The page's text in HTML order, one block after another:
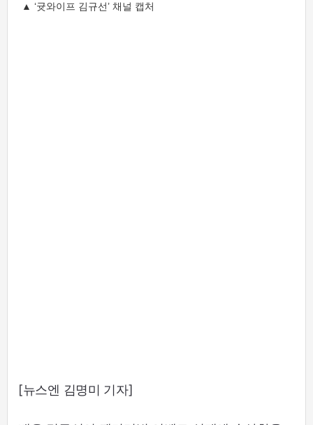
▲ ‘귯와이프 김규선’ 채널 캡처
[뉴스엔 김명미 기자]